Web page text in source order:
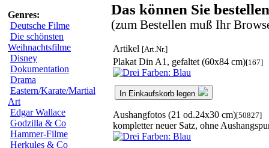
Genres:
Deutsche Filme
Die schönsten
Weihnachtsfilme
Disney
Dokumentation
Drama
Eastern/Karate/Martial
Art
Edgar Wallace
Godzilla & Co
Hammer-Filme
Herkules & Co
Das können Sie
(zum Bestellen muß Ihr
Artikel [Art.Nr.]
Plakat Din A1, gefaltet (60x84 cm)[167]
In Einkaufskorb legen
Aushangfotos (21 od.24x30 cm)[50827]
kompletter neuer Satz, ohne